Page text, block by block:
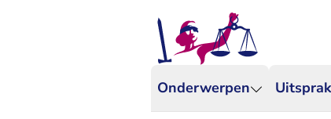
Onderwerpen